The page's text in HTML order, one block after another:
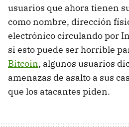
usuarios que ahora tienen
como nombre, dirección
electrónico circulando por
si esto puede ser horrible
Bitcoin, algunos usuarios
amenazas de asalto a sus
que los atacantes piden.